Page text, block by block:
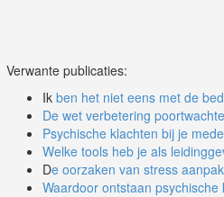
Verwante publicaties:
Ik ben het niet eens met de
De wet verbetering
Psychische klachten bij je
Welke tools heb je als
De oorzaken van stress
Waardoor ontstaan psychische